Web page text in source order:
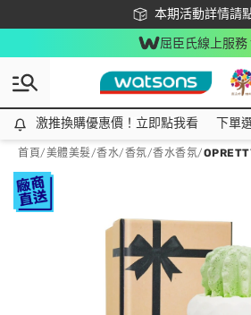
本期活動詳情請
下載app最高回饋
屈臣氏線上服務
激推換購優惠價！立即點我看
激推換購優惠價！立即點我看 下單
首頁/美體美髮/香水/香氛/香水香氛/